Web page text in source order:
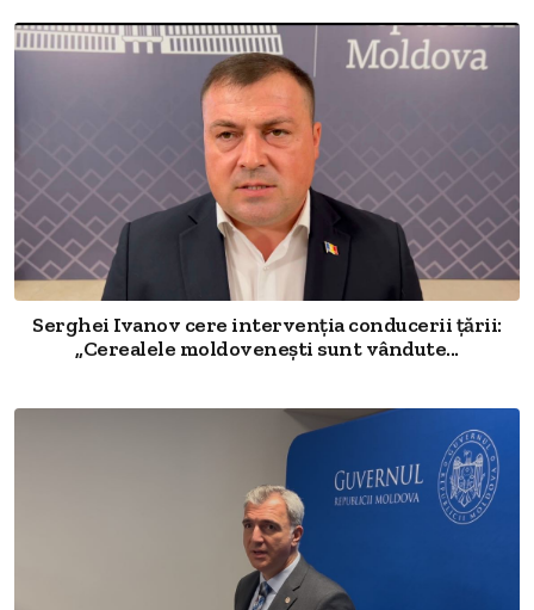
Serghei Ivanov cere intervenția conducerii țării:
„Cerealele moldovenești sunt vândute...